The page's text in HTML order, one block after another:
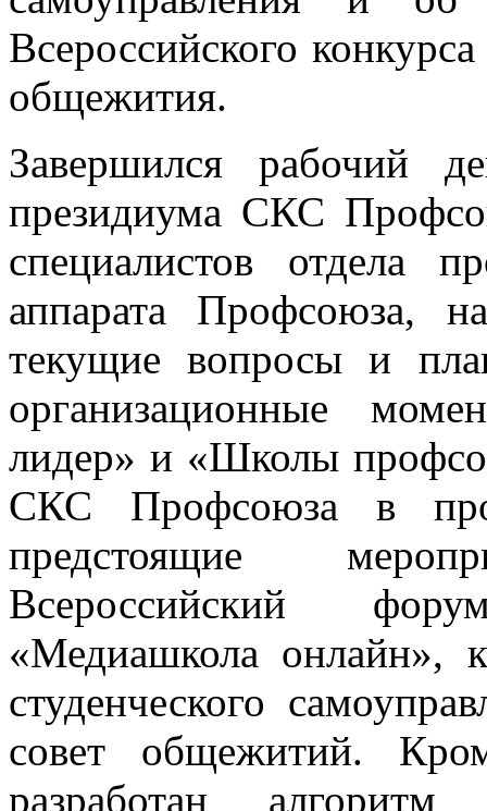
Всероссийского
общежития.
Завершился рабочий
президиума СКС
специалистов отдела
аппарата Профсоюза,
текущие вопросы и
организационные
лидер» и «Школы
СКС Профсоюза в
предстоящие
Всероссийский
«Медиашкола онлайн»,
студенческого
совет общежитий.
разработан